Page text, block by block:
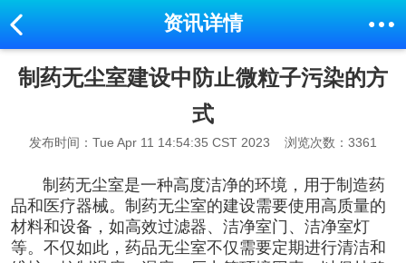
资讯详情
制药无尘室建设中防止微粒子污染的方
式
发布时间：Tue Apr 11 14:54:35 CST 2023 浏览次数：3361
制药无尘室是一种高度洁净的环境，用于制造药
品和医疗器械。 制药无尘室的建设需要使用高质量的
材料和设备，如高效过滤器、洁净室门、洁净室灯
等。不仅如此，药品无尘室不仅需要定期进行清洁和